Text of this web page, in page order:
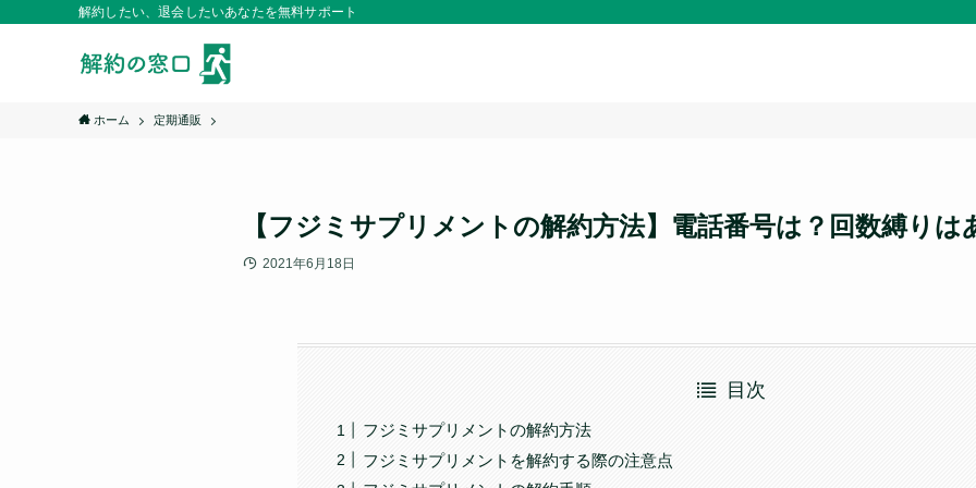
解約したい、退会したいあなたを無料サポート
ホーム 定期通販
【フジミサプリメントの解約方法】電話番号は？回数縛りは
2021年6月18日
目次
フジミサプリメントの解約方法
フジミサプリメントを解約する際の注意点